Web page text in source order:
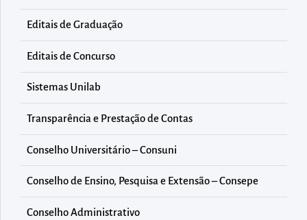
diretamente
o
Acessar
diretamente
área
para
realizar
buscas
Editais de Graduação
Editais de Concurso
Sistemas Unilab
Transparência e Prestação de Contas
Conselho Universitário – Consuni
Conselho de Ensino, Pesquisa e Extensão – Consepe
Conselho Administrativo